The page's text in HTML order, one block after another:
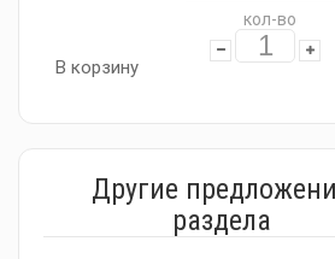
кол-во
В корзину
Другие
раздела